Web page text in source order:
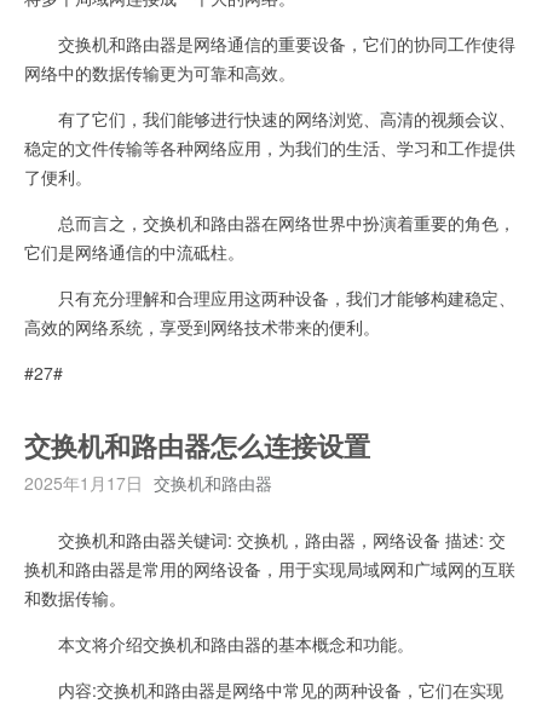
交换机和路由器是网络通信的重要设备，它们的协同工作使得
网络中的数据传输更为可靠和高效。
有了它们，我们能够进行快速的网络浏览、高清的视频会议、
稳定的文件传输等各种网络应用，为我们的生活、学习和工作提供
了便利。
总而言之，交换机和路由器在网络世界中扮演着重要的角色，
它们是网络通信的中流砥柱。
只有充分理解和合理应用这两种设备，我们才能够构建稳定、
高效的网络系统，享受到网络技术带来的便利。
#27#
交换机和路由器怎么连接设置
2025年1月17日 交换机和路由器
交换机和路由器关键词: 交换机，路由器，网络设备 描述: 交
换机和路由器是常用的网络设备，用于实现局域网和广域网的互联
和数据传输。
本文将介绍交换机和路由器的基本概念和功能。
内容:交换机和路由器是网络中常见的两种设备，它们在实现